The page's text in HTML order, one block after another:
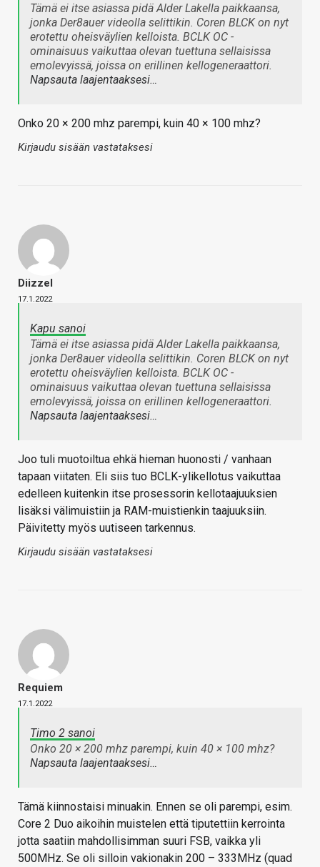
Tämä ei itse asiassa pidä Alder Lakella paikkaansa,
jonka Der8auer videolla selittikin. Coren BLCK on nyt
erotettu oheisväylien kelloista. BCLK OC -
ominaisuus vaikuttaa olevan tuettuna sellaisissa
emolevyissä, joissa on erillinen kellogeneraattori.
Napsauta laajentaaksesi…
Onko 20 × 200 mhz parempi, kuin 40 × 100 mhz?
Kirjaudu sisään vastataksesi
Diizzel
17.1.2022
Kapu sanoi
Tämä ei itse asiassa pidä Alder Lakella paikkaansa,
jonka Der8auer videolla selittikin. Coren BLCK on nyt
erotettu oheisväylien kelloista. BCLK OC -
ominaisuus vaikuttaa olevan tuettuna sellaisissa
emolevyissä, joissa on erillinen kellogeneraattori.
Napsauta laajentaaksesi…
Joo tuli muotoiltua ehkä hieman huonosti / vanhaan
tapaan viitaten. Eli siis tuo BCLK-ylikellotus vaikuttaa
edelleen kuitenkin itse prosessorin kellotaajuuksien
lisäksi välimuistiin ja RAM-muistienkin taajuuksiin.
Päivitetty myös uutiseen tarkennus.
Kirjaudu sisään vastataksesi
Requiem
17.1.2022
Timo 2 sanoi
Onko 20 × 200 mhz parempi, kuin 40 × 100 mhz?
Napsauta laajentaaksesi…
Tämä kiinnostaisi minuakin. Ennen se oli parempi, esim.
Core 2 Duo aikoihin muistelen että tiputettiin kerrointa
jotta saatiin mahdollisimman suuri FSB, vaikka yli
500MHz. Se oli silloin vakionakin 200 – 333MHz (quad